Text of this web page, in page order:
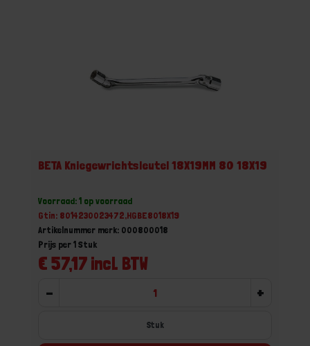
BETA Kniegewrichtsleutel 18X19MM 80 18X19
Voorraad: 1 op voorraad
Gtin: 8014230023472,HGBE8018X19
Artikelnummer merk: 000800018
€ 57,17 incl. BTW
Prijs per 1 Stuk
- +
Stuk